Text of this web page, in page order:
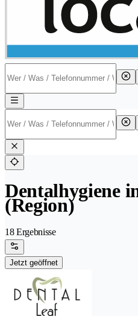
Dentalhygiene
(Region)
18 Ergebnisse
Jetzt geöffnet